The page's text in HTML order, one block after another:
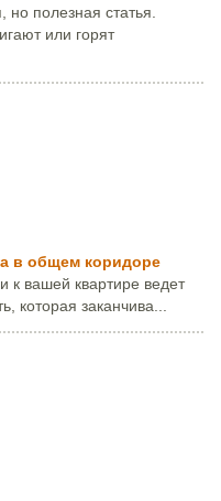
полезная статья.
или горят
в общем коридоре
к вашей квартире ведет
которая заканчива...